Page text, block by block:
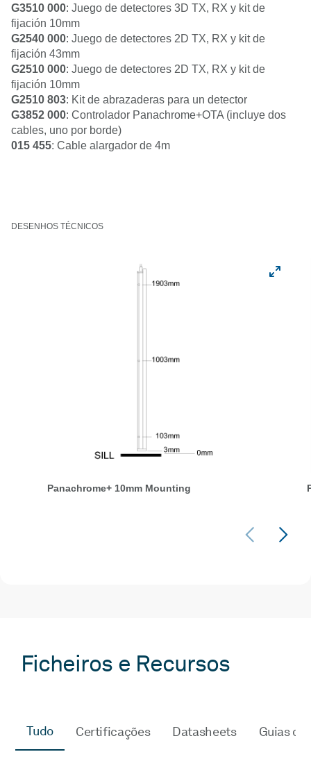
G3510 000: Juego de detectores 3D TX, RX y kit de
fijación 10mm
G2540 000: Juego de detectores 2D TX, RX y kit de
fijación 43mm
G2510 000: Juego de detectores 2D TX, RX y kit de
fijación 10mm
G2510 803: Kit de abrazaderas para un detector
G3852 000: Controlador Panachrome+OTA (incluye dos
cables, uno por borde)
015 455: Cable alargador de 4m
DESENHOS TÉCNICOS
Panachrome+ 10mm Mounting
Ficheiros e Recursos
Tudo Certificações Datasheets Guias